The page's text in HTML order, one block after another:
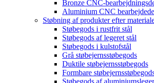
Bronze CNC-
Aluminium CNC
Støbning af produkter efter
Støbegods i rustfrit stål
Støbegods af legeret stål
Støbegods i kulstofstål
Grå støbejernsstøbegods
Duktile støbejernsstøbegods
Formbare
Støbegods af